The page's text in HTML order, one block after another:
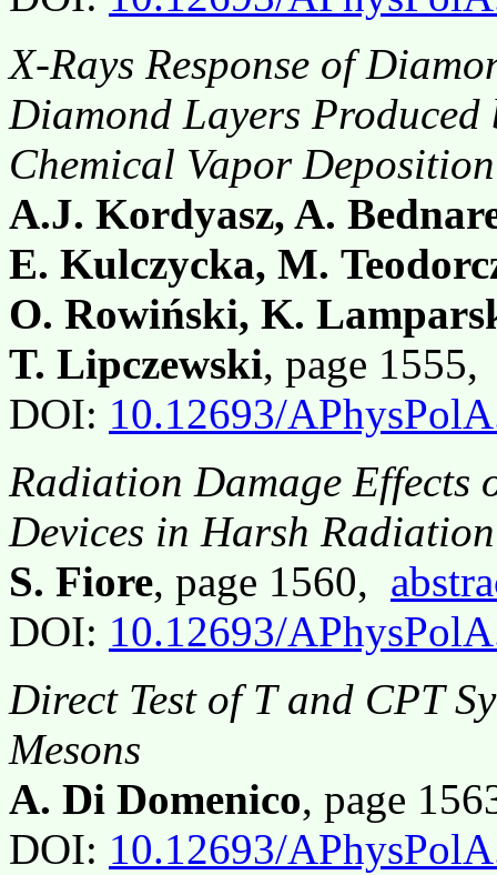
X-Rays Response of
Diamond Layers
Chemical Vapor
A.J. Kordyasz, A.
E. Kulczycka, M.
O. Rowiński, K.
T. Lipczewski, page
DOI: 10.12693/
Radiation Damage Effects
Devices in Harsh
S. Fiore, page 1560,
DOI: 10.12693/
Direct Test of T and CPT
Mesons
A. Di Domenico, page
DOI: 10.12693/